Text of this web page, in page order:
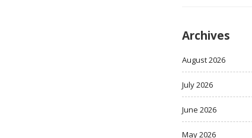
Archives
August 2026
July 2026
June 2026
May 2026